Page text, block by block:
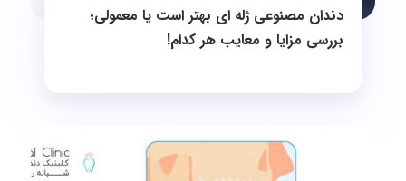
دندان مصنوعی ژله ای بهتر است یا معمولی؛
بررسی مزایا و معایب هر کدام!